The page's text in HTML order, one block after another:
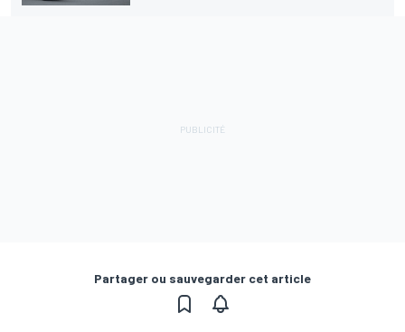
Partager ou sauvegarder cet article